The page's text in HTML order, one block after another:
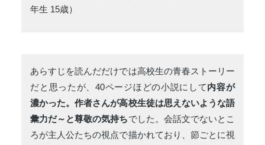
年生 15歳）
あらすじを読んだだけでは高校生の青春ストーリー
だと思ったが、40ページほどの小説にして内容が
濃かった。作者さんが高校生徒は思えないような語
彙力だ～と尊敬の気持ちでした。会話文でないとこ
ろが主人公たちの視点で描かれており、節ごとに視